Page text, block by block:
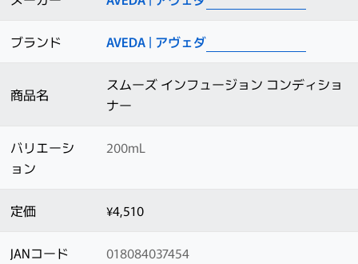
ブランド AVEDA | アヴェダ
商品名
スムーズ インフュージョン コンディショ
ナー
バリエーシ
ョン
200mL
定価 ¥4,510
JANコード 018084037454